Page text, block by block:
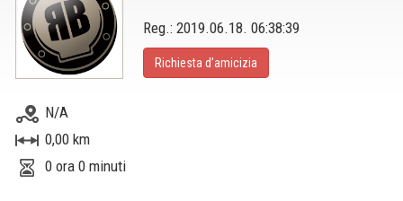
Reg.: 2019.06.18. 06:38:39
Richiesta d’amicizia
N/A
0,00 km
0 ora 0 minuti